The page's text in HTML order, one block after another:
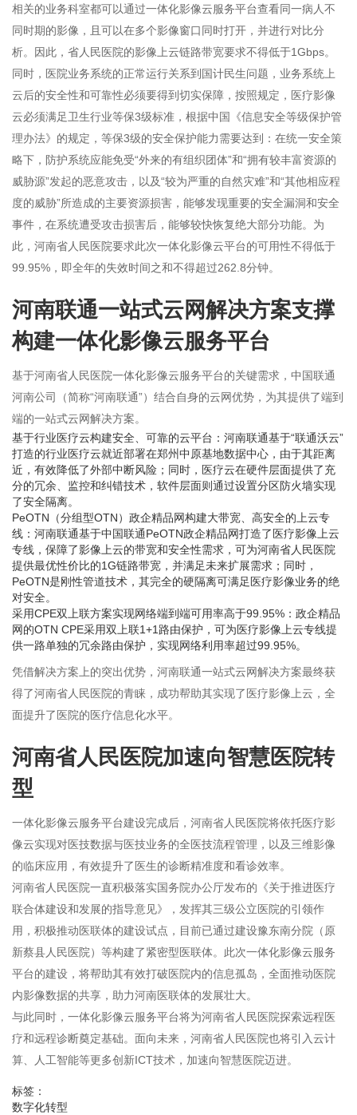
相关的业务科室都可以通过一体化影像云服务平台查看同一病人不
同时期的影像，且可以在多个影像窗口同时打开，并进行对比分
析。因此，省人民医院的影像上云链路带宽要求不得低于1Gbps。
同时，医院业务系统的正常运行关系到国计民生问题，业务系统上
云后的安全性和可靠性必须要得到切实保障，按照规定，医疗影像
云必须满足卫生行业等保3级标准，根据中国《信息安全等级保护管
理办法》的规定，等保3级的安全保护能力需要达到：在统一安全策
略下，防护系统应能免受“外来的有组织团体”和“拥有较丰富资源的
威胁源”发起的恶意攻击，以及“较为严重的自然灾难”和“其他相应程
度的威胁”所造成的主要资源损害，能够发现重要的安全漏洞和安全
事件，在系统遭受攻击损害后，能够较快恢复绝大部分功能。为
此，河南省人民医院要求此次一体化影像云平台的可用性不得低于
99.95%，即全年的失效时间之和不得超过262.8分钟。
河南联通一站式云网解决方案支撑
构建一体化影像云服务平台
基于河南省人民医院一体化影像云服务平台的关键需求，中国联通
河南公司（简称“河南联通”）结合自身的云网优势，为其提供了端到
端的一站式云网解决方案。
基于行业医疗云构建安全、可靠的云平台：河南联通基于“联通沃云”
打造的行业医疗云就近部署在郑州中原基地数据中心，由于其距离
近，有效降低了外部中断风险；同时，医疗云在硬件层面提供了充
分的冗余、监控和纠错技术，软件层面则通过设置分区防火墙实现
了安全隔离。
PeOTN（分组型OTN）政企精品网构建大带宽、高安全的上云专
线：河南联通基于中国联通PeOTN政企精品网打造了医疗影像上云
专线，保障了影像上云的带宽和安全性需求，可为河南省人民医院
提供最优性价比的1G链路带宽，并满足未来扩展需求；同时，
PeOTN是刚性管道技术，其完全的硬隔离可满足医疗影像业务的绝
对安全。
采用CPE双上联方案实现网络端到端可用率高于99.95%：政企精品
网的OTN CPE采用双上联1+1路由保护，可为医疗影像上云专线提
供一路单独的冗余路由保护，实现网络利用率超过99.95%。
凭借解决方案上的突出优势，河南联通一站式云网解决方案最终获
得了河南省人民医院的青睐，成功帮助其实现了医疗影像上云，全
面提升了医院的医疗信息化水平。
河南省人民医院加速向智慧医院转
型
一体化影像云服务平台建设完成后，河南省人民医院将依托医疗影
像云实现对医技数据与医技业务的全医技流程管理，以及三维影像
的临床应用，有效提升了医生的诊断精准度和看诊效率。
河南省人民医院一直积极落实国务院办公厅发布的《关于推进医疗
联合体建设和发展的指导意见》，发挥其三级公立医院的引领作
用，积极推动医联体的建设试点，目前已通过建设豫东南分院（原
新蔡县人民医院）等构建了紧密型医联体。此次一体化影像云服务
平台的建设，将帮助其有效打破医院内的信息孤岛，全面推动医院
内影像数据的共享，助力河南医联体的发展壮大。
与此同时，一体化影像云服务平台将为河南省人民医院探索远程医
疗和远程诊断奠定基础。面向未来，河南省人民医院也将引入云计
算、人工智能等更多创新ICT技术，加速向智慧医院迈进。
标签：
数字化转型